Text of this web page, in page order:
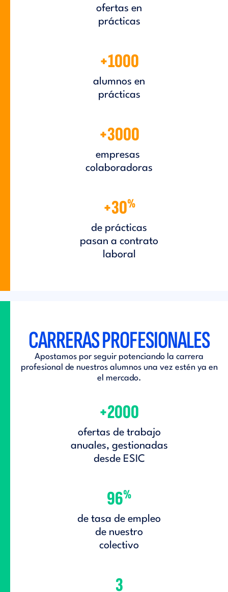
ofertas en
prácticas
+1000
alumnos en
prácticas
+3000
empresas
colaboradoras
+30%
de prácticas
pasan a contrato
laboral
CARRERAS PROFESIONALES
Apostamos por seguir potenciando la carrera
profesional de nuestros alumnos una vez estén ya en
el mercado.
+2000
ofertas de trabajo
anuales, gestionadas
desde ESIC
96%
de tasa de empleo
de nuestro
colectivo
3